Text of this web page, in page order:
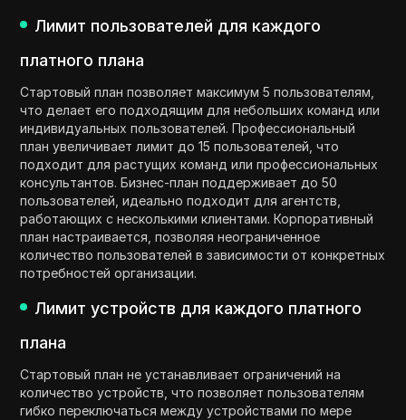
Лимит пользователей для каждого
платного плана
Стартовый план позволяет максимум 5 пользователям,
что делает его подходящим для небольших команд или
индивидуальных пользователей. Профессиональный
план увеличивает лимит до 15 пользователей, что
подходит для растущих команд или профессиональных
консультантов. Бизнес-план поддерживает до 50
пользователей, идеально подходит для агентств,
работающих с несколькими клиентами. Корпоративный
план настраивается, позволяя неограниченное
количество пользователей в зависимости от конкретных
потребностей организации.
Лимит устройств для каждого платного
плана
Стартовый план не устанавливает ограничений на
количество устройств, что позволяет пользователям
гибко переключаться между устройствами по мере